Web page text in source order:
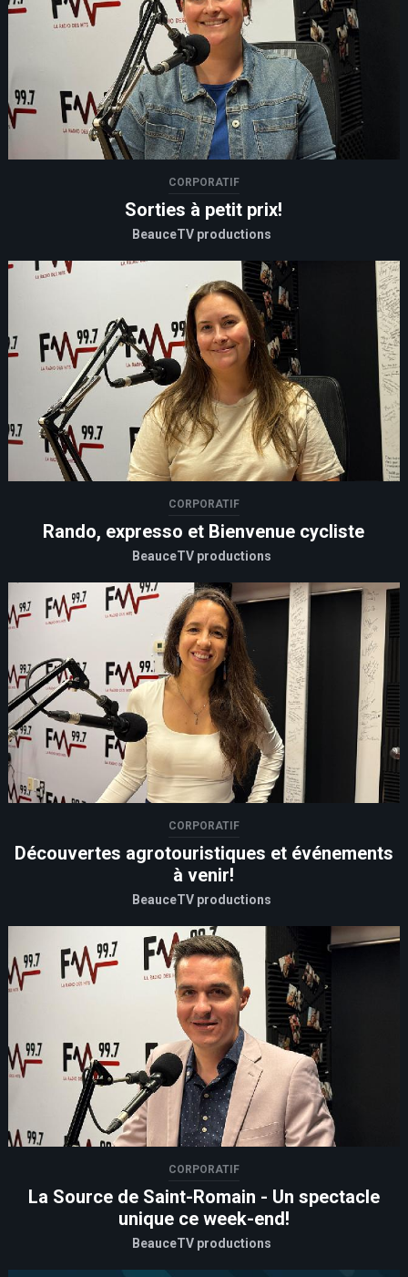
CORPORATIF
Sorties à petit prix!
BeauceTV productions
CORPORATIF
Rando, expresso et Bienvenue cycliste
BeauceTV productions
CORPORATIF
Découvertes agrotouristiques et événements
à venir!
BeauceTV productions
CORPORATIF
La Source de Saint-Romain - Un spectacle
unique ce week-end!
BeauceTV productions